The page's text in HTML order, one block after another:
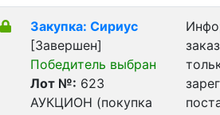
Закупка: Сириус
[Завершен]
Победитель выбран
Лот №: 623
АУКЦИОН (покупка